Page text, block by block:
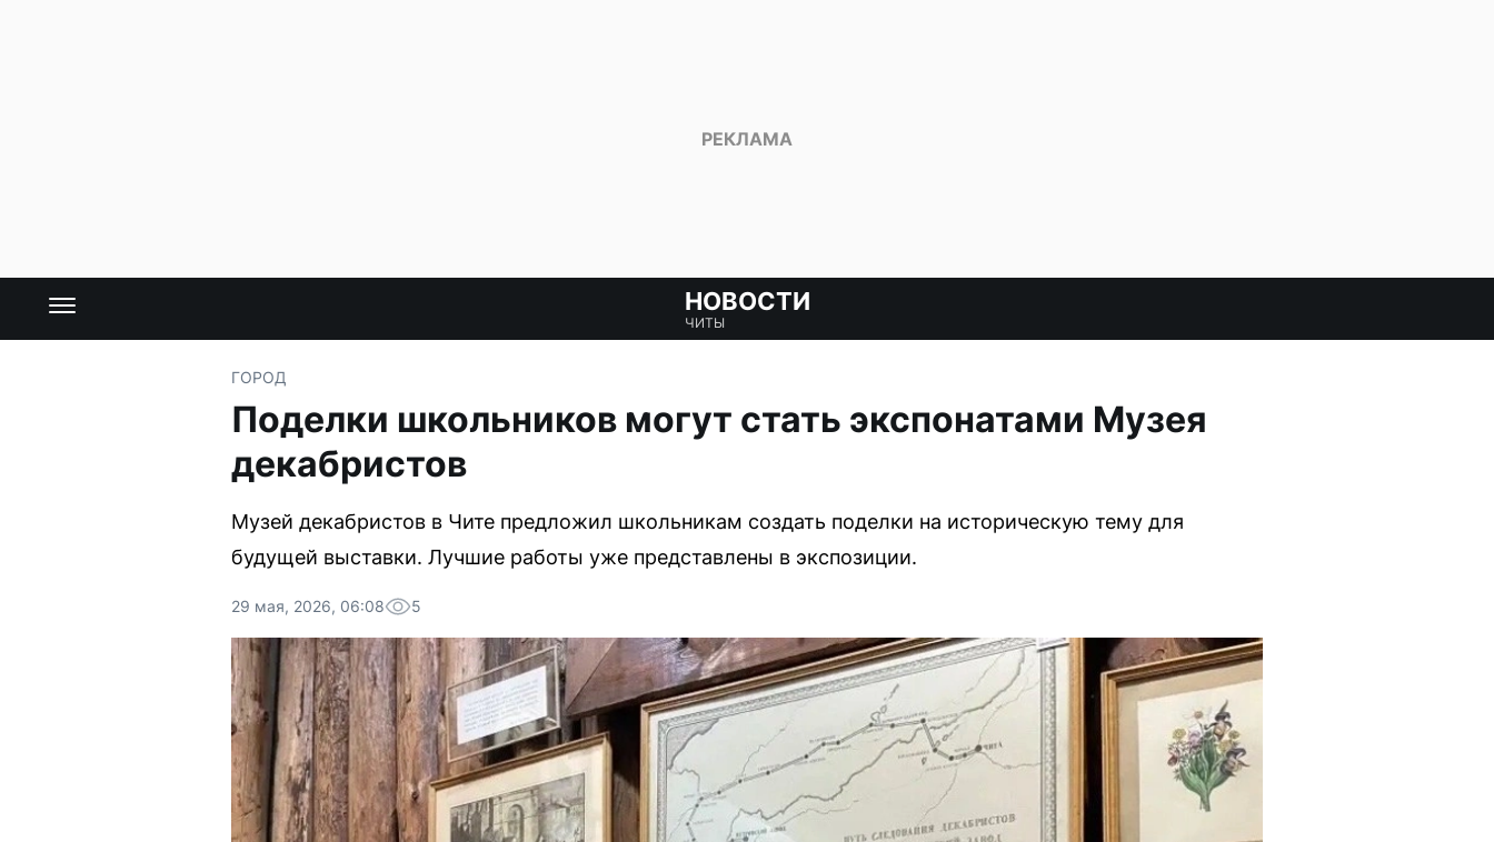
НОВОСТИ
ЧИТЫ
ГОРОД
Поделки школьников могут стать экспонатами Музея
декабристов
Музей декабристов в Чите предложил школьникам создать поделки на историческую тему для
будущей выставки. Лучшие работы уже представлены в экспозиции.
29 мая, 2026, 06:08 5